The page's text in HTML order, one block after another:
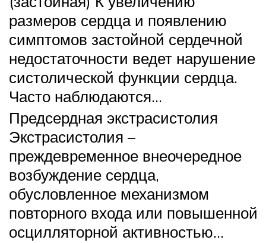
размеров сердца и появлению
симптомов застойной сердечной
недостаточности ведет нарушение
систолической функции сердца.
Часто наблюдаются…
Предсердная экстрасистолия
Экстрасистолия –
преждевременное внеочередное
возбуждение сердца,
обусловленное механизмом
повторного входа или повышенной
осцилляторной активностью…